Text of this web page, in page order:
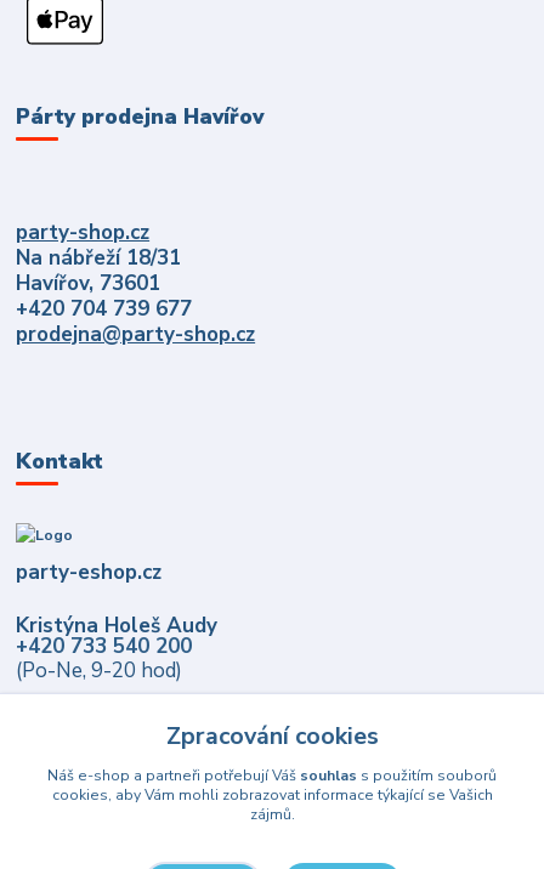
Párty prodejna Havířov
party-shop.cz
Na nábřeží 18/31
Havířov, 73601
+420 704 739 677
prodejna@party-shop.cz
Kontakt
party-eshop.cz
Kristýna Holeš Audy
+420 733 540 200
(Po-Ne, 9-20 hod)
Zpracování cookies
Náš e-shop a partneři potřebují Váš souhlas s použitím souborů
cookies, aby Vám mohli zobrazovat informace týkající se Vašich
zájmů.